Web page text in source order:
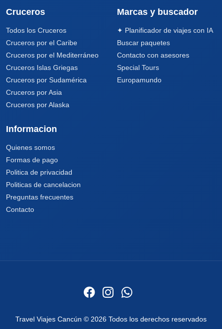
Cruceros
Todos los Cruceros
Cruceros por el Caribe
Cruceros por el Mediterráneo
Cruceros Islas Griegas
Cruceros por Sudamérica
Cruceros por Asia
Cruceros por Alaska
Marcas y buscador
✦ Planificador de viajes con IA
Buscar paquetes
Contacto con asesores
Special Tours
Europamundo
Informacion
Quienes somos
Formas de pago
Politica de privacidad
Politicas de cancelacion
Preguntas frecuentes
Contacto
Travel Viajes Cancún © 2026 Todos los derechos reservados